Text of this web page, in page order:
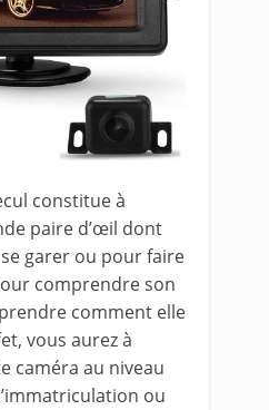
constitue à
paire d’œil dont
garer ou pour faire
comprendre son
comment elle
vous aurez à
caméra au niveau
ou